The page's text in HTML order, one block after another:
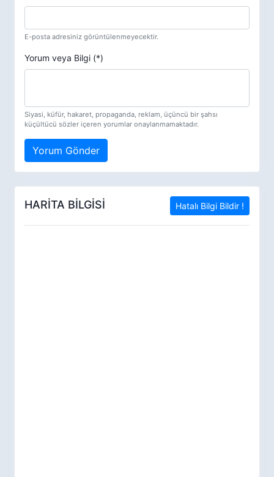
E-posta adresiniz görüntülenmeyecektir.
Yorum veya Bilgi (*)
Siyasi, küfür, hakaret, propaganda, reklam, üçüncü bir şahsı
küçültücü sözler içeren yorumlar onaylanmamaktadır.
Yorum Gönder
HARİTA BİLGİSİ Hatalı Bilgi Bildir !